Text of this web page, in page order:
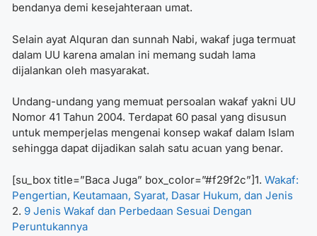
bendanya demi kesejahteraan umat.
Selain ayat Alquran dan sunnah Nabi, wakaf juga termuat
dalam UU karena amalan ini memang sudah lama
dijalankan oleh masyarakat.
Undang-undang yang memuat persoalan wakaf yakni UU
Nomor 41 Tahun 2004. Terdapat 60 pasal yang disusun
untuk memperjelas mengenai konsep wakaf dalam Islam
sehingga dapat dijadikan salah satu acuan yang benar.
[su_box title=”Baca Juga” box_color=”#f29f2c”]1. Wakaf:
Pengertian, Keutamaan, Syarat, Dasar Hukum, dan Jenis
2. 9 Jenis Wakaf dan Perbedaan Sesuai Dengan
Peruntukannya